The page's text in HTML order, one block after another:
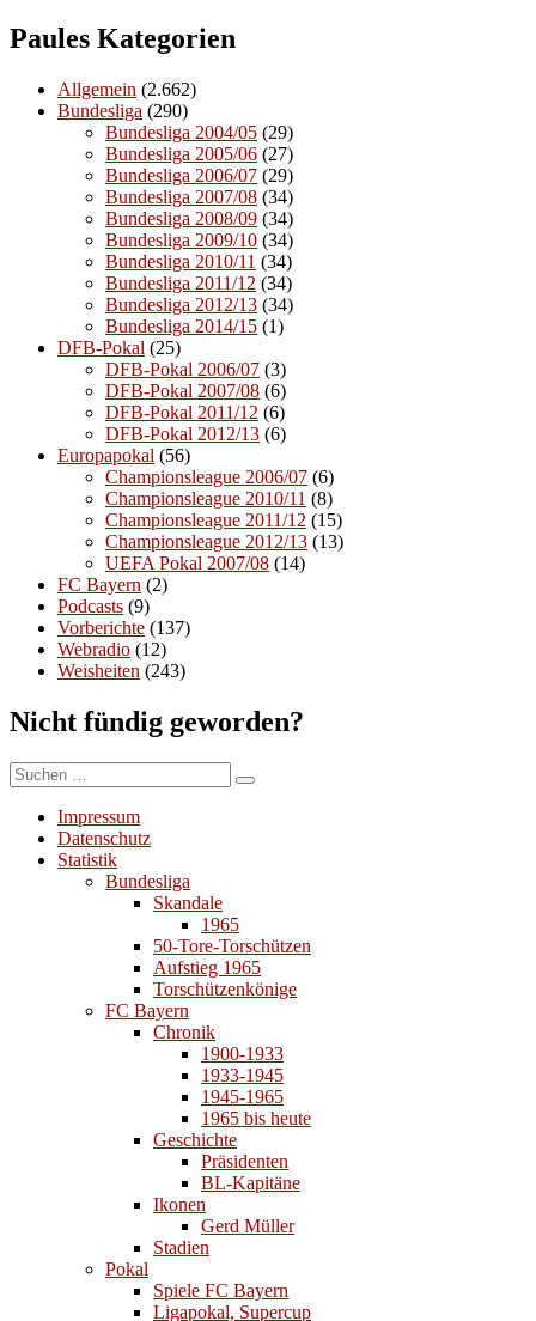
Paules Kategorien
Allgemein (2.662)
Bundesliga (290)
Bundesliga 2004/05 (29)
Bundesliga 2005/06 (27)
Bundesliga 2006/07 (29)
Bundesliga 2007/08 (34)
Bundesliga 2008/09 (34)
Bundesliga 2009/10 (34)
Bundesliga 2010/11 (34)
Bundesliga 2011/12 (34)
Bundesliga 2012/13 (34)
Bundesliga 2014/15 (1)
DFB-Pokal (25)
DFB-Pokal 2006/07 (3)
DFB-Pokal 2007/08 (6)
DFB-Pokal 2011/12 (6)
DFB-Pokal 2012/13 (6)
Europapokal (56)
Championsleague 2006/07 (6)
Championsleague 2010/11 (8)
Championsleague 2011/12 (15)
Championsleague 2012/13 (13)
UEFA Pokal 2007/08 (14)
FC Bayern (2)
Podcasts (9)
Vorberichte (137)
Webradio (12)
Weisheiten (243)
Nicht fündig geworden?
Suchen
nach:
Suchen
Impressum
Datenschutz
Statistik
Bundesliga
Skandale
1965
50-Tore-Torschützen
Aufstieg 1965
Torschützenkönige
FC Bayern
Chronik
1900-1933
1933-1945
1945-1965
1965 bis heute
Geschichte
Präsidenten
BL-Kapitäne
Ikonen
Gerd Müller
Stadien
Pokal
Spiele FC Bayern
Ligapokal, Supercup